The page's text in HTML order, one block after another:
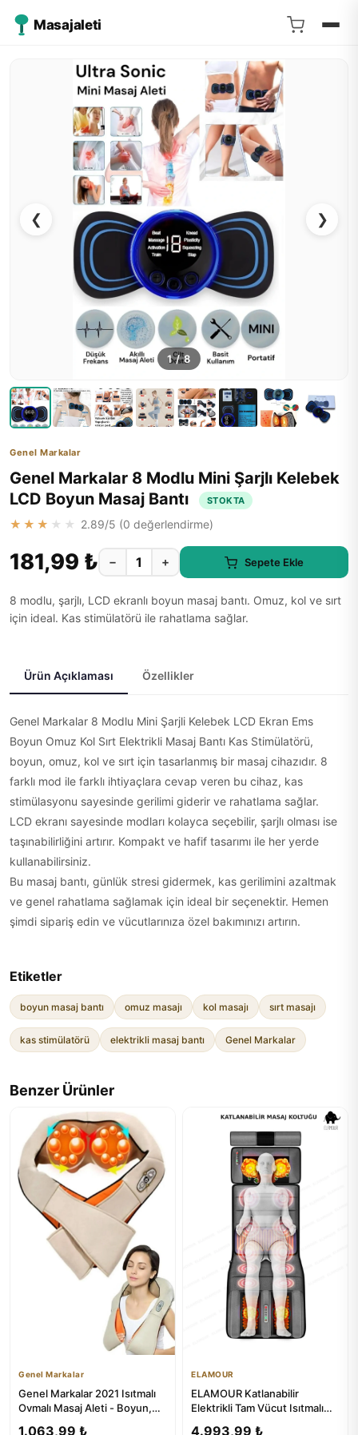
Masajaleti
❮ ❯
1/8
Genel Markalar
Genel Markalar 8 Modlu Mini Şarjlı Kelebek
LCD Boyun Masaj Bantı
STOKTA
★★★★★ 2.89/5 (0 değerlendirme)
181,99 ₺ − + Sepete Ekle
8 modlu, şarjlı, LCD ekranlı boyun masaj bantı. Omuz, kol ve sırt
için ideal. Kas stimülatörü ile rahatlama sağlar.
Ürün Açıklaması Özellikler
Genel Markalar 8 Modlu Mini Şarjli Kelebek LCD Ekran Ems
Boyun Omuz Kol Sırt Elektrikli Masaj Bantı Kas Stimülatörü,
boyun, omuz, kol ve sırt için tasarlanmış bir masaj cihazıdır. 8
farklı mod ile farklı ihtiyaçlara cevap veren bu cihaz, kas
stimülasyonu sayesinde gerilimi giderir ve rahatlama sağlar.
LCD ekranı sayesinde modları kolayca seçebilir, şarjlı olması ise
taşınabilirliğini artırır. Kompakt ve hafif tasarımı ile her yerde
kullanabilirsiniz.
Bu masaj bantı, günlük stresi gidermek, kas gerilimini azaltmak
ve genel rahatlama sağlamak için ideal bir seçenektir. Hemen
şimdi sipariş edin ve vücutlarınıza özel bakımınızı artırın.
Etiketler
boyun masaj bantı omuz masajı kol masajı sırt masajı
kas stimülatörü elektrikli masaj bantı Genel Markalar
Benzer Ürünler
Genel Markalar
Genel Markalar 2021 Isıtmalı
Ovmalı Masaj Aleti - Boyun,
1.063,99 ₺
ELAMOUR
ELAMOUR Katlanabilir
Elektrikli Tam Vücut Isıtmalı
4.993,99 ₺